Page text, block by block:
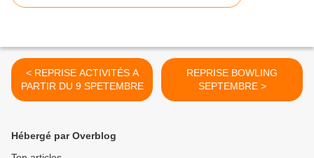
< REPRISE ACTIVITÉS A
PARTIR DU 9 SPETEMBRE
REPRISE BOWLING
SEPTEMBRE >
Hébergé par Overblog